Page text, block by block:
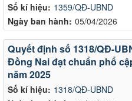
Số kí hiệu: 1359/QĐ-UBND
Ngày ban hành: 05/04/2026
Số kí hiệu: 1318/QĐ-UBND
Quyết định số 1318/QĐ-
Đồng Nai đạt chuẩn phổ
năm 2025